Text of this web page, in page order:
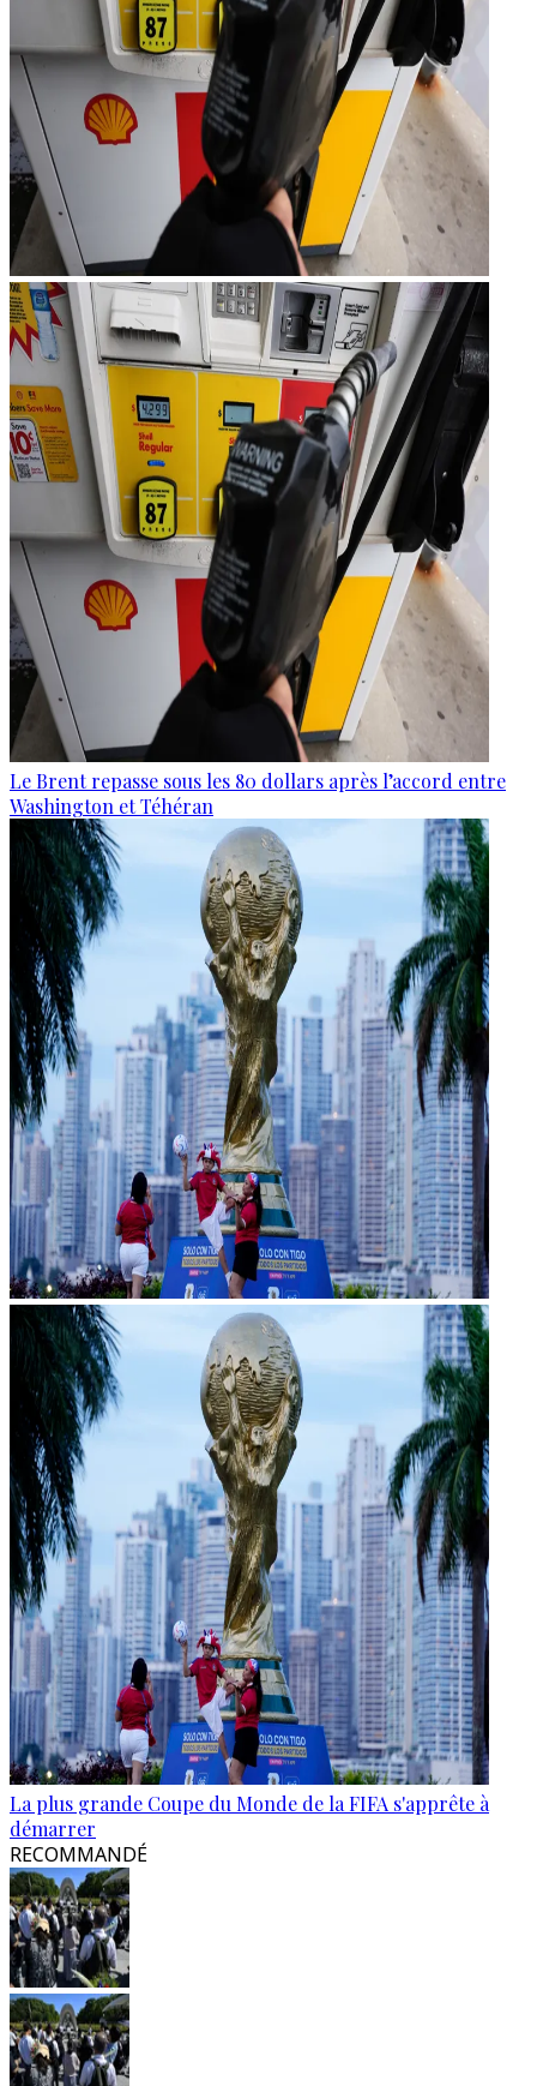
Le Brent repasse sous les 80 dollars après l’accord entre
Washington et Téhéran
La plus grande Coupe du Monde de la FIFA s'apprête à
démarrer
RECOMMANDÉ